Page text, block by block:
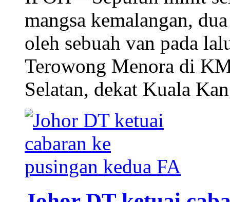
mangsa kemalangan,
oleh sebuah van pada
Terowong Menora di
Selatan, dekat Kuala